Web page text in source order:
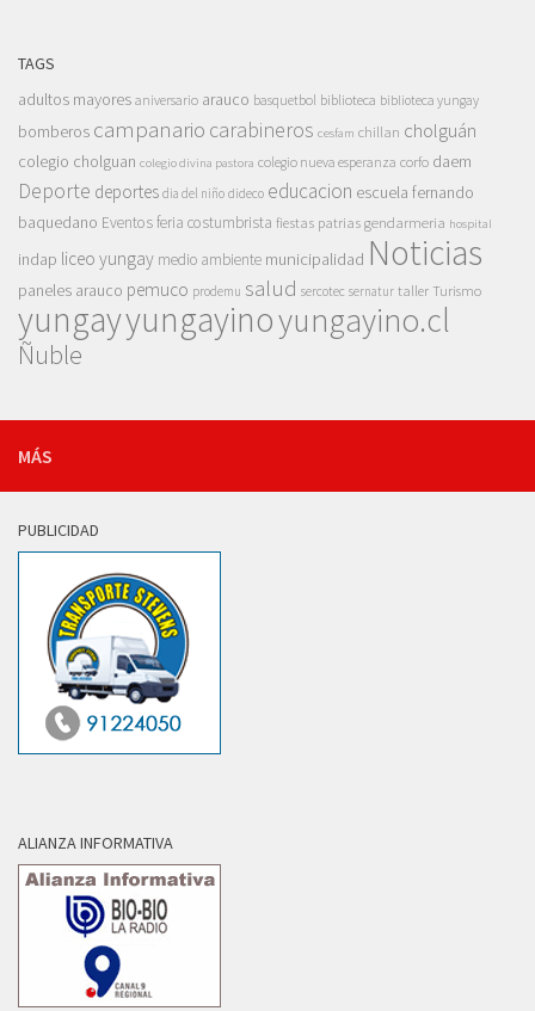
TAGS
adultos mayores aniversario arauco basquetbol biblioteca biblioteca yungay
bomberos campanario carabineros cesfam chillan cholguán
colegio cholguan colegio divina pastora colegio nueva esperanza corfo daem
Deporte deportes dia del niño dideco educacion escuela fernando
baquedano Eventosferia costumbrista fiestas patrias gendarmeria hospital
indap liceo yungay medio ambiente municipalidad Noticias
paneles arauco pemuco prodemu salud sercotec sernatur taller Turismo
yungayyungayinoyungayino.cl
Ñuble
MÁS
PUBLICIDAD
ALIANZA INFORMATIVA